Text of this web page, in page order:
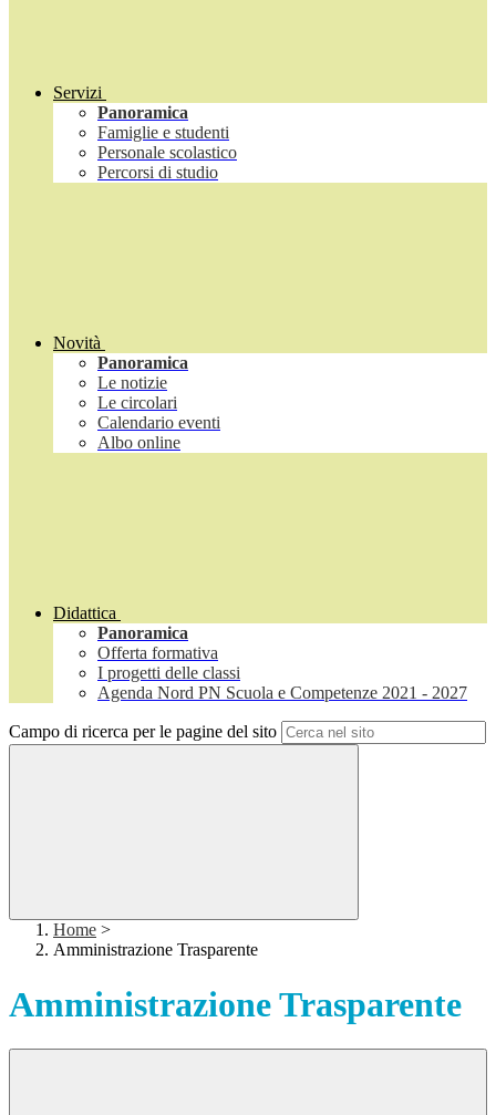
Servizi
Panoramica
Famiglie e studenti
Personale scolastico
Percorsi di studio
Novità
Panoramica
Le notizie
Le circolari
Calendario eventi
Albo online
Didattica
Panoramica
Offerta formativa
I progetti delle classi
Agenda Nord PN Scuola e Competenze 2021 - 2027
Campo di ricerca per le pagine del sito
Home >
Amministrazione Trasparente
Amministrazione Trasparente